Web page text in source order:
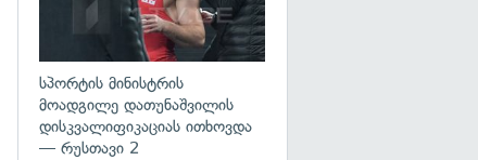
სპორტის მინისტრის
მოადგილე დათუნაშვილის
დისკვალიფიკაციას ითხოვდა
— რუსთავი 2